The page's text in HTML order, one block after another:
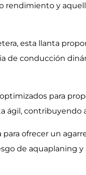
y
esta llanta
de conducción
para
ágil,
ofrecer un
de aquaplaning